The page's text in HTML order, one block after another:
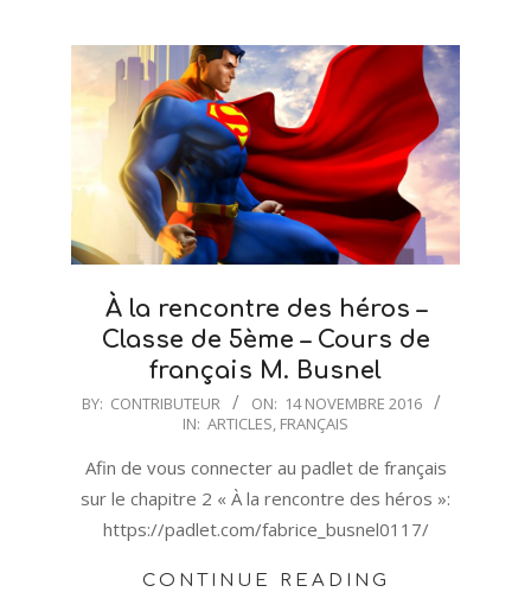
À la rencontre des héros –
Classe de 5ème – Cours de
français M. Busnel
2016-
14
BY: CONTRIBUTEUR ON: 14 NOVEMBRE 2016
IN: ARTICLES FRANÇAIS
Afin de vous connecter au padlet de français
sur le chapitre 2 « À la rencontre des héros »:
https://padlet.com/fabrice_busnel0117/
CONTINUE READING